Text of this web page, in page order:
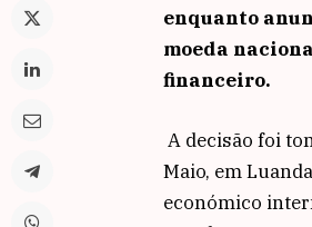
enquanto
moeda
financeiro.
A decisão foi
Maio, em
económico